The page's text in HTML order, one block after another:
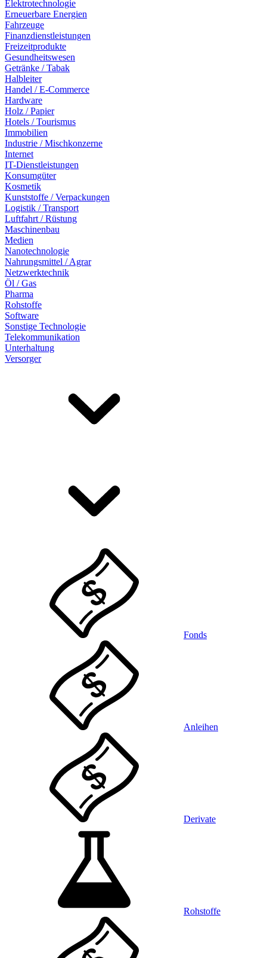
Elektrotechnologie
Erneuerbare Energien
Fahrzeuge
Finanzdienstleistungen
Freizeitprodukte
Gesundheitswesen
Getränke / Tabak
Halbleiter
Handel / E-Commerce
Hardware
Holz / Papier
Hotels / Tourismus
Immobilien
Industrie / Mischkonzerne
Internet
IT-Dienstleistungen
Konsumgüter
Kosmetik
Kunststoffe / Verpackungen
Logistik / Transport
Luftfahrt / Rüstung
Maschinenbau
Medien
Nanotechnologie
Nahrungsmittel / Agrar
Netzwerktechnik
Öl / Gas
Pharma
Rohstoffe
Software
Sonstige Technologie
Telekommunikation
Unterhaltung
Versorger
Fonds
Anleihen
Derivate
Rohstoffe